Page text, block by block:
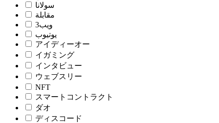
سولانا
مقابلة
ويب3
يوتيوب
アイディーオー
イガミング
インタビュー
ウェブスリー
NFT
スマートコントラクト
ダオ
ディスコード